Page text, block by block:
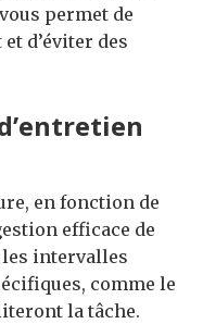
permet de
d’éviter des
en fonction de
efficace de
intervalles
comme le
la tâche.